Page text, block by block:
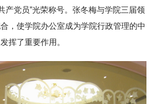
产党员”光荣称号。张冬梅与学院三届领
，使学院办公室成为学院行政管理的中
挥了重要作用。